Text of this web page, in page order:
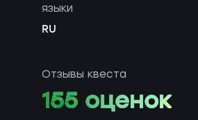
языки
RU
Отзывы квеста
155 оценок